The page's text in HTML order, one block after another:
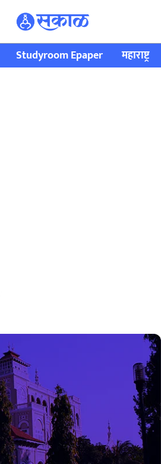
Studyroom Epaper महाराष्ट्र